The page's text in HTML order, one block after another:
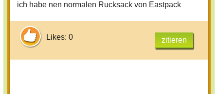
ich habe nen normalen Rucksack von Eastpack
Likes: 0 zitieren